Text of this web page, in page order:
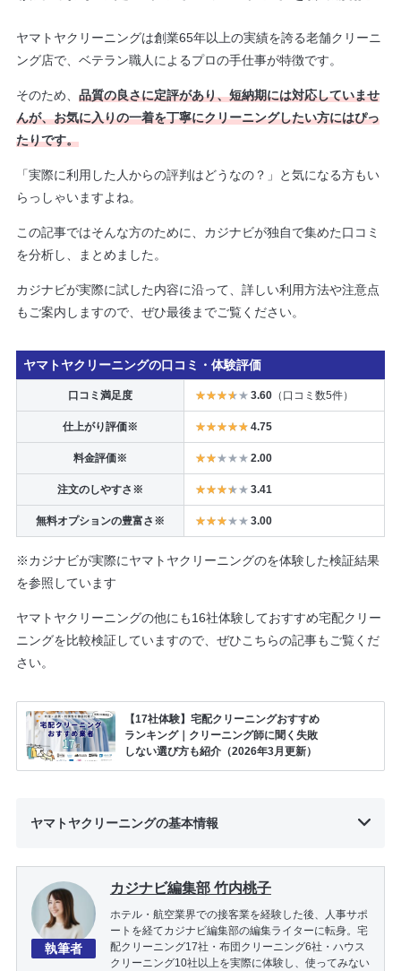
ヤマトヤクリーニングは創業65年以上の実績を誇る老舗クリーニ
ング店で、ベテラン職人によるプロの手仕事が特徴です。
そのため、 品質の良さに定評があり、短納期には対応していませ
んが、お気に入りの一着を丁寧にクリーニングしたい方にはぴっ
たりです。
「実際に利用した人からの評判はどうなの？」と気になる方もい
らっしゃいますよね。
この記事ではそんな方のために、カジナビが独自で集めた口コミ
を分析し、まとめました。
カジナビが実際に試した内容に沿って、詳しい利用方法や注意点
もご案内しますので、ぜひ最後までご覧ください。
ヤマトヤクリーニングの口コミ・体験評価
口コミ満足度 3.60（口コミ数5件）
仕上がり評価※ 4.75
料金評価※ 2.00
注文のしやすさ※ 3.41
無料オプションの豊富さ※ 3.00
※カジナビが実際にヤマトヤクリーニングのを体験した検証結果
を参照しています
ヤマトヤクリーニングの他にも16社体験しておすすめ宅配クリー
ニングを比較検証していますので、ぜひこちらの記事もご覧くだ
さい。
【17社体験】宅配クリーニングおすすめ
ランキング｜クリーニング師に聞く失敗
しない選び方も紹介（2026年3月更新）
ヤマトヤクリーニングの基本情報
執筆者
カジナビ編集部 竹内桃子
ホテル・航空業界での接客業を経験した後、人事サポ
ートを経てカジナビ編集部の編集ライターに転身。宅
配クリーニング17社・布団クリーニング6社・ハウス
クリーニング10社以上を実際に体験し、使ってみない